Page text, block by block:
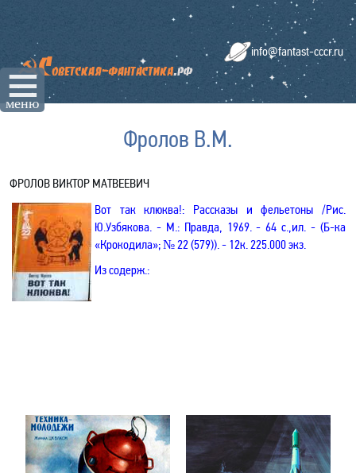
☰
меню
info@fantast-cccr.ru
Фролов В.М.
ФРОЛОВ ВИКТОР МАТВЕЕВИЧ
Вот так клюква!: Рассказы и фельетоны/Рис.
Ю.Узбякова. - М.: Правда, 1969. - 64 с.,ил. - (Б-ка
«Крокодила»; № 22(579)). - 12к. 225.000 экз.
Из содерж.: